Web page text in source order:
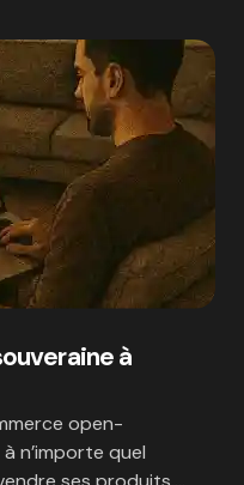
à
open-
n’importe quel